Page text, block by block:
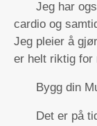
Jeg har
cardio og
Jeg pleier å
er helt riktig for
Bygg din
Det er på